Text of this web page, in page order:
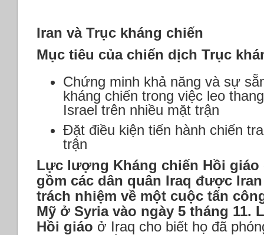
Iran và Trục kháng chiến
Mục tiêu của chiến dịch Trục
Chứng minh khả năng và sự
kháng chiến trong việc leo
Israel trên nhiều mặt trận
Đặt điều kiện tiến hành chiến
trận
Lực lượng Kháng chiến Hồi giáo
gồm các dân quân Iraq được
trách nhiệm về một cuộc tấn
Mỹ ở Syria vào ngày 5 tháng 11.
Hồi giáo ở Iraq cho biết họ đã